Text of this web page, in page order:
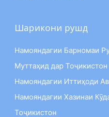
Шарикони рушд
Намояндагии Барномаи
Муттаҳид дар Тоҷикистон
Намояндагии Иттиҳоди
Намояндагии Хазинаи
Тоҷикистон